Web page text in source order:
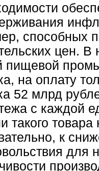
способных
цен.
пищевой
на оплату
52 млрд
с каждой
такого
к